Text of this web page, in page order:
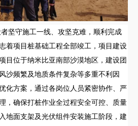
坚守施工一线、攻坚克难，顺利完成
着项目桩基础工程全部竣工，项目建设
目位于纳米比亚南部沙漠地区，建设团
沙频繁及地质条件复杂等多重不利因
化方案，通过各岗位人员紧密协作、严
，确保打桩作业全过程安全可控、质量
地面支架及光伏组件安装施工阶段，建